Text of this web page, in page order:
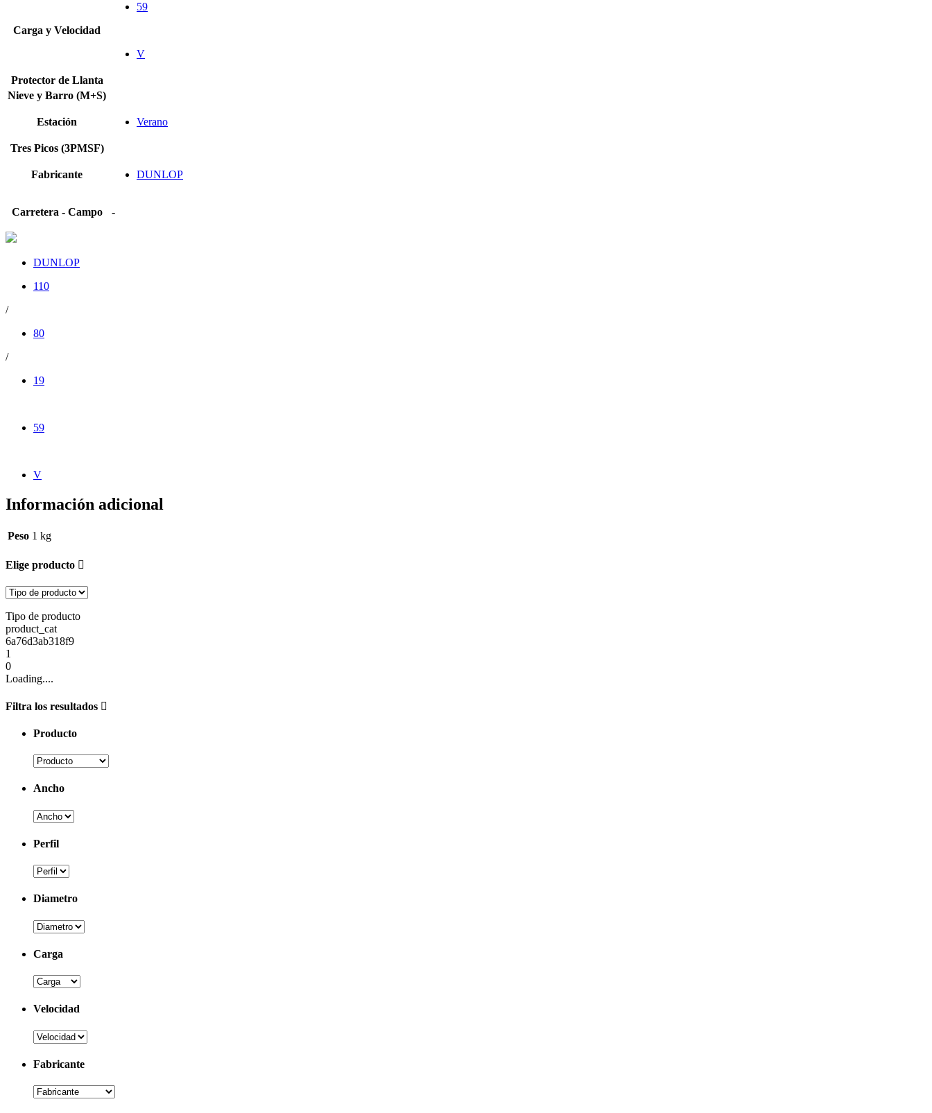
Carga y Velocidad
59
V
Protector de Llanta
Nieve y Barro (M+S)
Estación Verano
Tres Picos (3PMSF)
Fabricante DUNLOP
Carretera - Campo -
DUNLOP
110
/
80
/
19
59
V
Información adicional
Peso 1 kg
Elige producto
Tipo de producto
product_cat
6a76d3ab318f9
1
0
Loading....
Filtra los resultados
Producto
Ancho
Perfil
Diametro
Carga
Velocidad
Fabricante